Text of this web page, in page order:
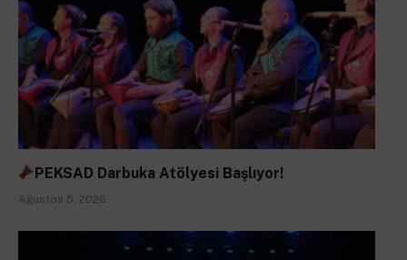
PEKSAD Darbuka Atölyesi Başlıyor!
Ağustos 5, 2026